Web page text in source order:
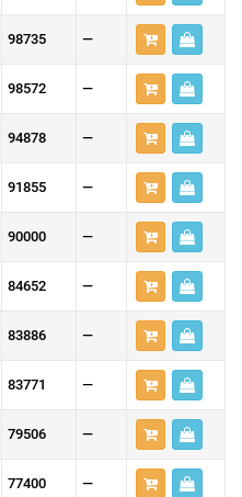
98735 —
98572 —
94878 —
91855 —
90000 —
84652 —
83886 —
83771 —
79506 —
77400 —